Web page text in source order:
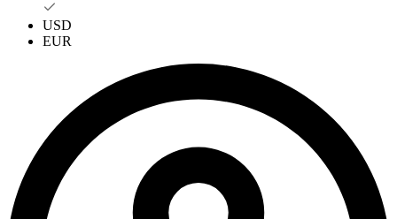
USD
EUR